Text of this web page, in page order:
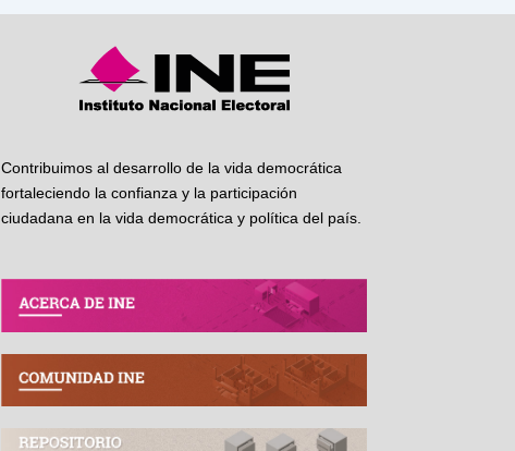
Contribuimos al desarrollo de la vida democrática
fortaleciendo la confianza y la participación
ciudadana en la vida democrática y política del país.